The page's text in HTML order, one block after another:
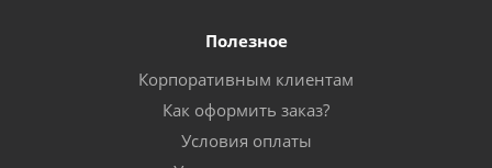
Полезное
Корпоративным клиентам
Как оформить заказ?
Условия оплаты